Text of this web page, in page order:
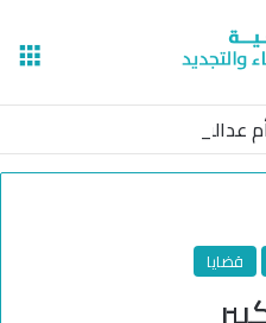
غائبة؟
قضايا